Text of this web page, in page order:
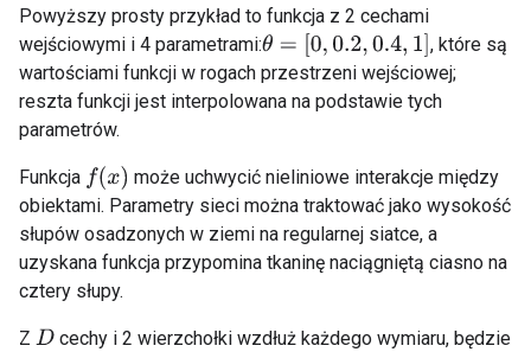
Powyższy prosty przykład to funkcja z 2 cechami
wejściowymi i 4 parametrami:θ =[0 0.2 0.4,1 ]
, które są
wartościami funkcji w rogach przestrzeni wejściowej;
reszta funkcji jest interpolowana na podstawie tych
parametrów.
Funkcja f(x)
może uchwycić nieliniowe interakcje między
obiektami. Parametry sieci można traktować jako wysokość
słupów osadzonych w ziemi na regularnej siatce, a
uzyskana funkcja przypomina tkaninę naciągniętą ciasno na
cztery słupy.
Z D cechy i 2 wierzchołki wzdłuż każdego wymiaru, będzie